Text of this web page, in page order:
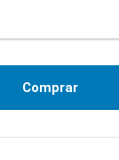
Comprar